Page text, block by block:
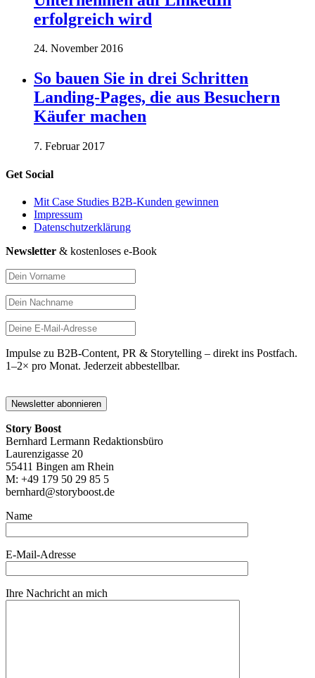
erfolgreich wird
24. November 2016
So bauen Sie in drei Schritten
Landing-Pages, die aus Besuchern
Käufer machen
7. Februar 2017
Get Social
Mit Case Studies B2B-Kunden gewinnen
Impressum
Datenschutzerklärung
Newsletter & kostenloses e-Book
Impulse zu B2B-Content, PR & Storytelling – direkt ins Postfach.
1–2× pro Monat. Jederzeit abbestellbar.
Story Boost
Bernhard Lermann Redaktionsbüro
Laurenzigasse 20
55411 Bingen am Rhein
M: +49 179 50 29 85 5
bernhard@storyboost.de
Name
E-Mail-Adresse
Ihre Nachricht an mich